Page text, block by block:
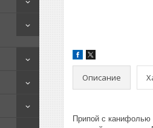
Описание
Припой с канифолью